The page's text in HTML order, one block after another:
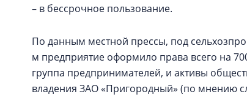
– в бессрочное пользование.
По данным местной прессы, под
м предприятие оформило права всего на
группа предпринимателей, и активы
владения ЗАО «Пригородный» (по мнению